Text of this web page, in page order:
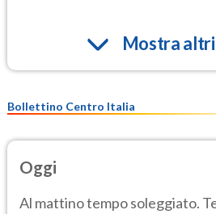
Mostra
Bollettino Centro Italia
Oggi
Al mattino tempo soleggiato.